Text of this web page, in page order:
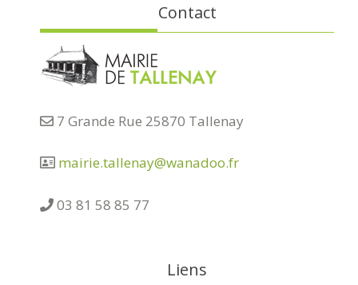
Contact
7 Grande Rue 25870 Tallenay
mairie.tallenay@wanadoo.fr
03 81 58 85 77
Liens